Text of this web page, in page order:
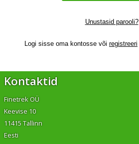
Unustasid parooli?
Logi sisse oma kontosse või registreeri
Kontaktid
Finetrek OÜ
Keevise 10
11415 Tallinn
Eesti